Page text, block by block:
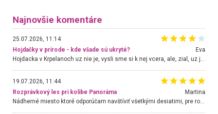
Najnovšie komentáre
25.07.2026, 11:14
Hojdačky v prírode - kde všade sú ukryté?
Eva
Hojdacka v Krpelanoch uz nie je, vysli sme si k nej vcera, ale, zial, uz je znicena. Ak sem planujete cestu len kvoli hojdacke, mozete si ju usetrit. Krasny vyhlad je tu vsak aj bez hojdacky :-)
19.07.2026, 11:44
Rozprávkový les pri kolibe Panoráma
Martina
Nádherné miesto ktoré odporúčam navštíviť všetkými desiatimi, pre rodiny s deťmi, dôchodcom... Proste a jednoducho ozaj rozprávkový les.. určite ešte prídeme. Odniesli sme si na pamiatku krásne tričká,